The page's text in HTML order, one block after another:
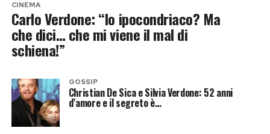
CINEMA
Carlo Verdone: “Io ipocondriaco? Ma
che dici… che mi viene il mal di
schiena!”
GOSSIP
Christian De Sica e Silvia Verdone: 52 anni
d’amore e il segreto è…